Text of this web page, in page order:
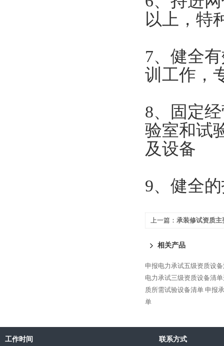
以上，特
7、健全
训工作，
8、固定
验室和试
及设备
9、 健全
上一篇： 承装修试资质
相关产品
申报电力承试五级资质设
电力承试三级资质设备清
质所需试验设备清单 申报
单
工作时间 联系方式